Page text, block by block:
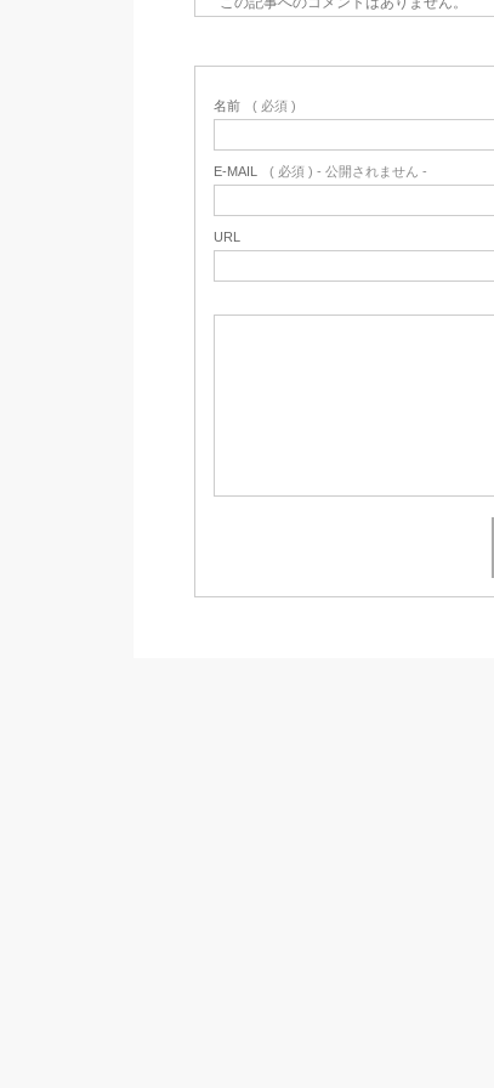
名前 ( 必須 )
E-MAIL ( 必須 ) - 公開されません -
URL